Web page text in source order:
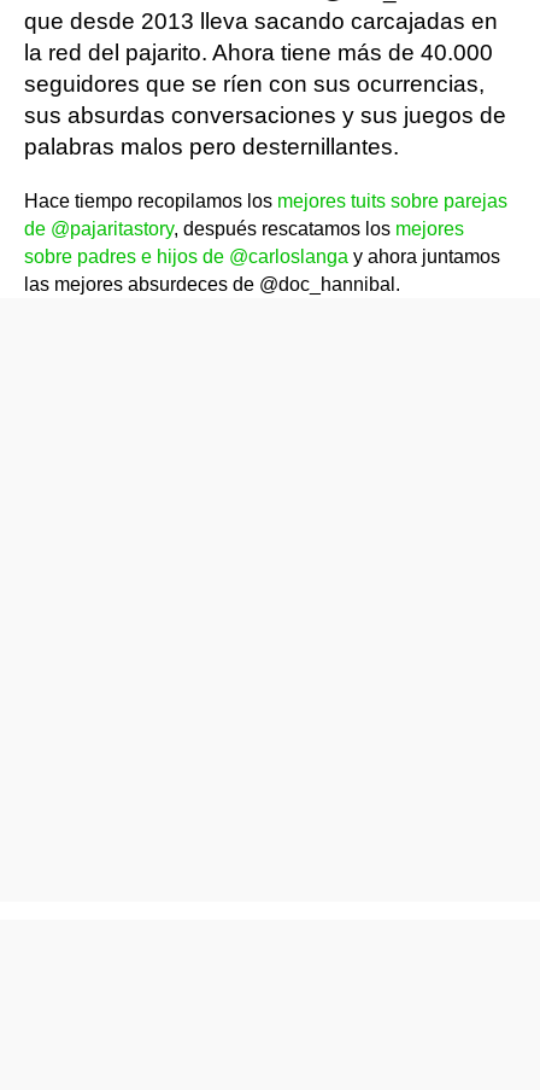
que desde 2013 lleva sacando carcajadas en
la red del pajarito. Ahora tiene más de 40.000
seguidores que se ríen con sus ocurrencias,
sus absurdas conversaciones y sus juegos de
palabras malos pero desternillantes.
Hace tiempo recopilamos los mejores tuits sobre parejas
de @pajaritastory, después rescatamos los mejores
sobre padres e hijos de @carloslanga y ahora juntamos
las mejores absurdeces de @doc_hannibal.